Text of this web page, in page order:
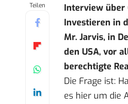
Teilen
Interview über
Investieren in
Mr. Jarvis, in
den USA, vor
berechtigte
Die Frage ist:
es hier um die